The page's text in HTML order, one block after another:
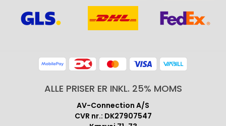
ALLE PRISER ER INKL. 25% MOMS
AV-Connection A/S
CVR nr.: DK27907547